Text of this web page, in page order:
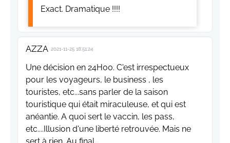
Exact. Dramatique !!!!
AZZA 2021-11-25 18:51:24
Une décision en 24H00. C'est irrespectueux
pour les voyageurs, le business , les
touristes, etc...sans parler de la saison
touristique qui était miraculeuse, et qui est
anéantie. A quoi sert le vaccin, les pass,
etc....Illusion d'une liberté retrouvée. Mais ne